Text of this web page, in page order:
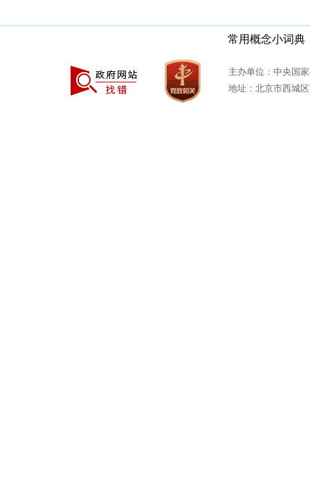
常用概念小词典
主办单位：中央国
地址：北京市西城